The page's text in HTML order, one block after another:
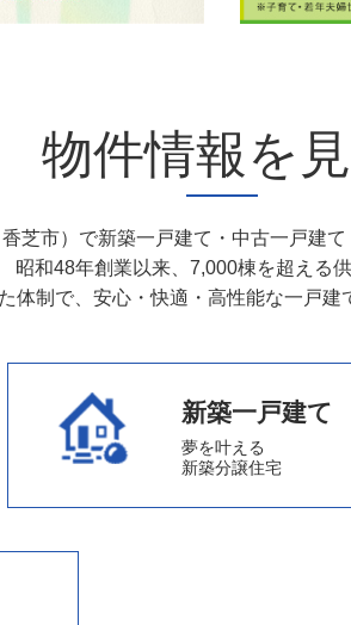
物件情報を
芝市）で新築一戸建て・中古一戸建
昭和48年創業以来、7,000棟を超える供
体制で、安心・快適・高性能な一戸建
新築一戸建て
夢を叶える
新築分譲住宅